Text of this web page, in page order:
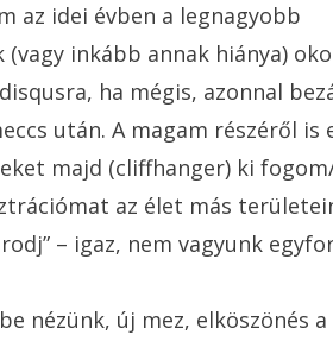
az idei évben a legnagyobb
inkább annak hiánya)
ha mégis, azonnal
után. A magam részéről is
majd (cliffhanger) ki
az élet más
– igaz, nem vagyunk
nézünk, új mez, elköszönés a